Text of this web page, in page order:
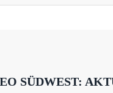
SÜDWEST: